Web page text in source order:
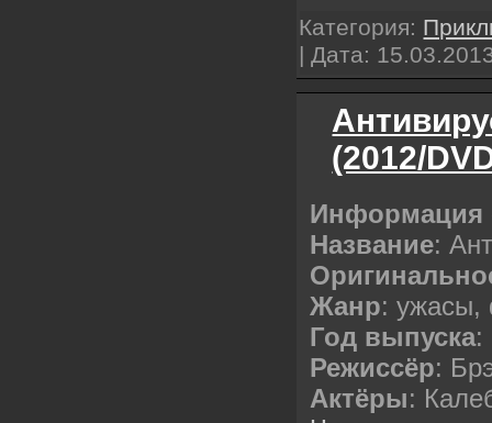
Категория:
| Дата:
(2012/
Название:
Жанр: ужасы,
Год выпуска:
Режиссёр:
Актёры: